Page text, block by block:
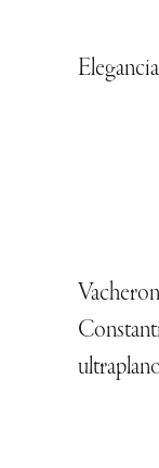
Vacheron